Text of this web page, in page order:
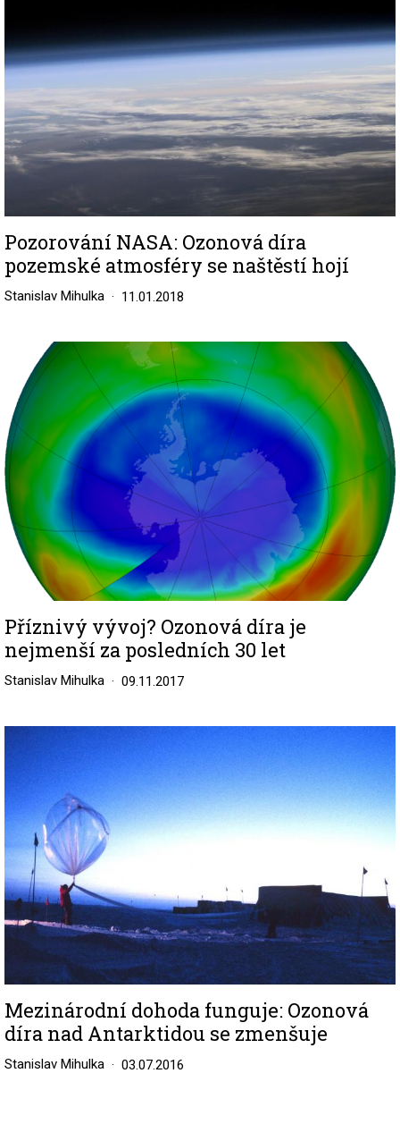
Pozorování NASA: Ozonová díra
pozemské atmosféry se naštěstí hojí
Stanislav Mihulka 11.01.2018
Image
Příznivý vývoj? Ozonová díra je
nejmenší za posledních 30 let
Stanislav Mihulka 09.11.2017
Image
Mezinárodní dohoda funguje: Ozonová
díra nad Antarktidou se zmenšuje
Stanislav Mihulka 03.07.2016